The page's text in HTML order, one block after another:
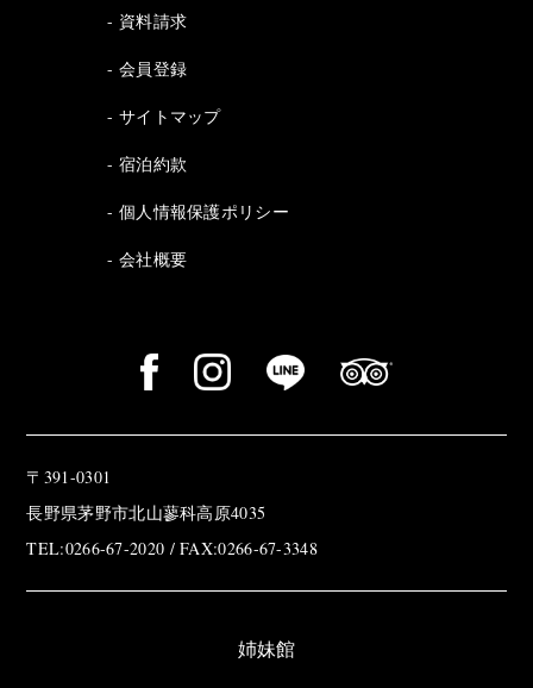
資料請求
会員登録
サイトマップ
宿泊約款
個人情報保護ポリシー
会社概要
〒391-0301
長野県茅野市北山蓼科高原4035
TEL:0266-67-2020 / FAX:0266-67-3348
姉妹館